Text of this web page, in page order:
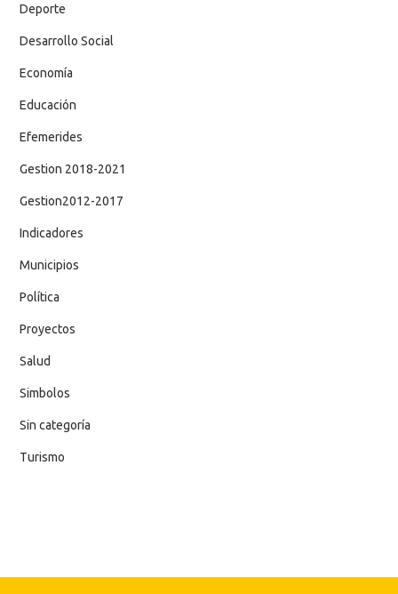
Deporte
Desarrollo Social
Economía
Educación
Efemerides
Gestion 2018-2021
Gestion2012-2017
Indicadores
Municipios
Política
Proyectos
Salud
Simbolos
Sin categoría
Turismo